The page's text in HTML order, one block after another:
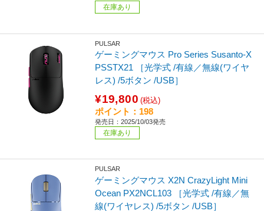
在庫あり
PULSAR
ゲーミングマウス Pro Series Susanto-X
PSSTX21 ［光学式 /有線／無線(ワイヤ
レス) /5ボタン /USB］
¥19,800 (税込)
ポイント：198
発売日：2025/10/03発売
在庫あり
PULSAR
ゲーミングマウス X2N CrazyLight Mini
Ocean PX2NCL103 ［光学式 /有線／無
線(ワイヤレス) /5ボタン /USB］